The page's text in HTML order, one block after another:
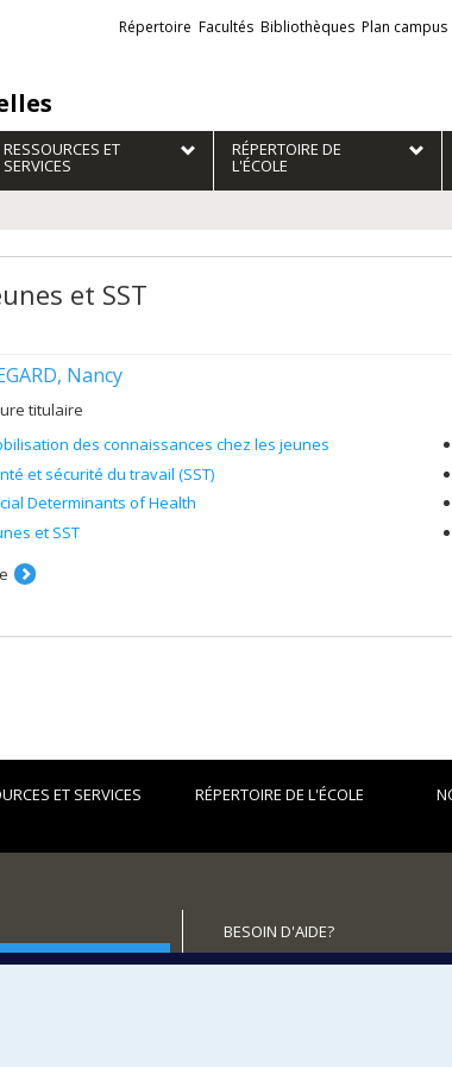
Liens
externes
Répertoire Facultés Bibliothèques Plan campus
RESSOURCES ET
SERVICES
RÉPERTOIRE DE
L'ÉCOLE
et SST
Nancy
titulaire
des connaissances chez les jeunes
et sécurité du travail (SST)
Determinants of Health
et SST
ET SERVICES RÉPERTOIRE DE L'ÉCOLE
BESOIN D'AIDE?
Plan du site